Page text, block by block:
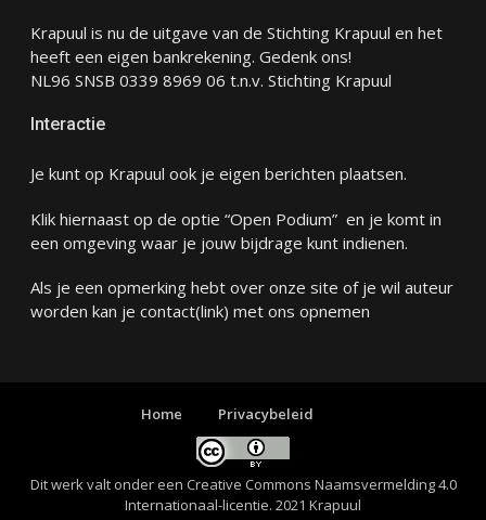
Krapuul is nu de uitgave van de Stichting Krapuul en het
heeft een eigen bankrekening. Gedenk ons!
NL96 SNSB 0339 8969 06 t.n.v. Stichting Krapuul
Interactie
Je kunt op Krapuul ook je eigen berichten plaatsen.
Klik hiernaast op de optie “Open Podium” en je komt in
een omgeving waar je jouw bijdrage kunt indienen.
Als je een opmerking hebt over onze site of je wil auteur
worden kan je contact(link) met ons opnemen
Home Privacybeleid
Dit werk valt onder een Creative Commons Naamsvermelding 4.0
Internationaal-licentie. 2021 Krapuul